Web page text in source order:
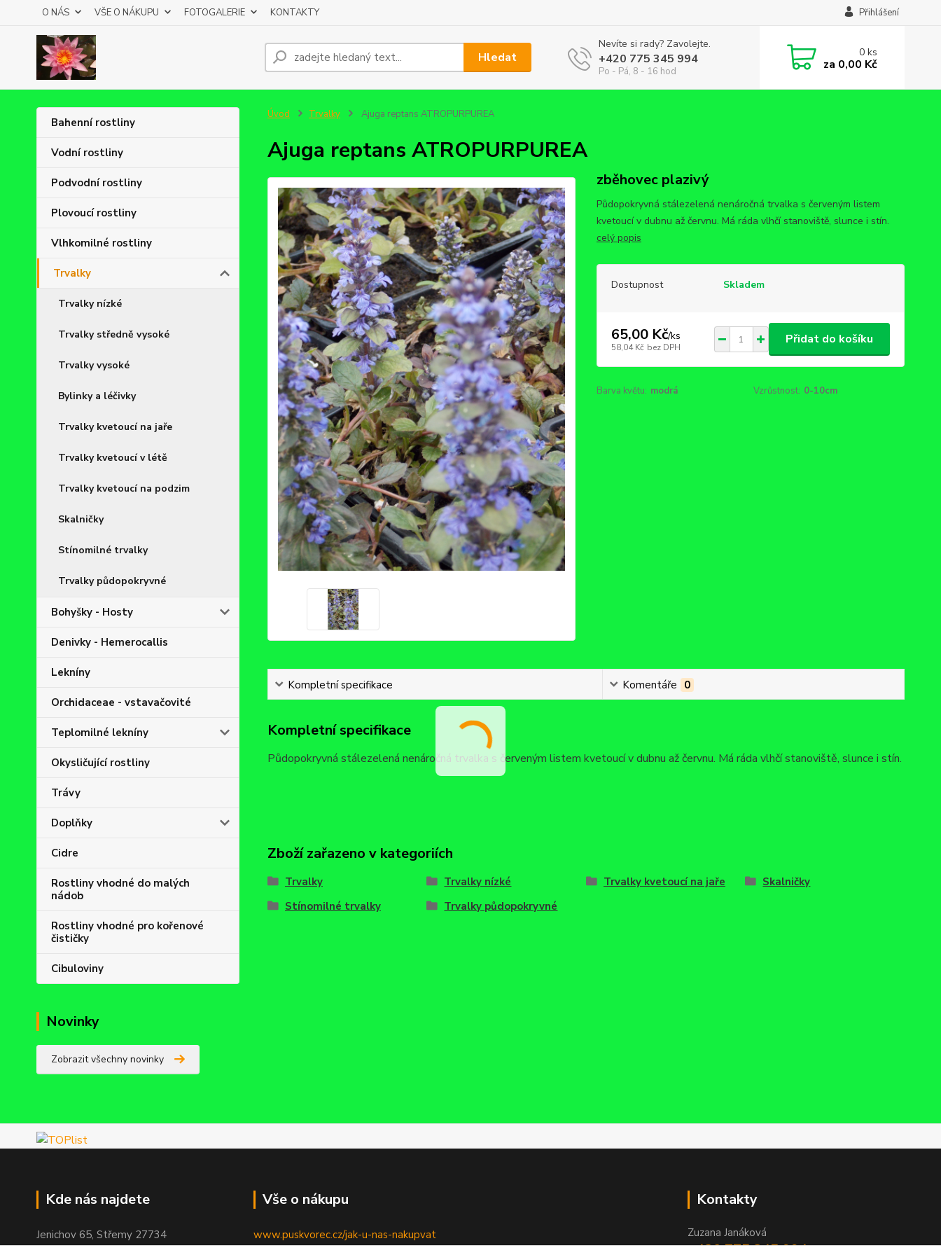
O NÁS VŠE O NÁKUPU FOTOGALERIE KONTAKTY Přihlášení
Hledat
Nevíte si rady? Zavolejte.
+420 775 345 994
Po - Pá, 8 - 16 hod
0ks
za 0,00 Kč
Bahenní rostliny
Vodní rostliny
Podvodní rostliny
Plovoucí rostliny
Vlhkomilné rostliny
Trvalky
Trvalky nízké
Trvalky středně vysoké
Trvalky vysoké
Bylinky a léčivky
Trvalky kvetoucí na jaře
Trvalky kvetoucí v létě
Trvalky kvetoucí na podzim
Skalničky
Stínomilné trvalky
Trvalky půdopokryvné
Bohyšky - Hosty
Denivky - Hemerocallis
Lekníny
Orchidaceae - vstavačovité
Teplomilné lekníny
Okysličující rostliny
Trávy
Doplňky
Cidre
Rostliny vhodné do malých
nádob
Rostliny vhodné pro kořenové
čističky
Cibuloviny
Novinky
Zobrazit všechny novinky
Úvod Trvalky Ajuga reptans ATROPURPUREA
Ajuga reptans ATROPURPUREA
zběhovec plazivý
Půdopokryvná stálezelená nenáročná trvalka s červeným listem
kvetoucí v dubnu až červnu. Má ráda vlhčí stanoviště, slunce i stín.
celý popis
Dostupnost Skladem
65,00 Kč/ks
58,04 Kč bez DPH
Přidat do košíku
Barva květu: modrá Vzrůstnost: 0-10cm
Kompletní specifikace Komentáře 0
Kompletní specifikace
Půdopokryvná stálezelená nenáročná trvalka s červeným listem kvetoucí v dubnu až červnu. Má ráda vlhčí stanoviště, slunce i stín.
Zboží zařazeno v kategoriích
Trvalky Trvalky nízké Trvalky kvetoucí na jaře
Skalničky
Stínomilné trvalky
Trvalky půdopokryvné
Kde nás najdete
Jenichov 65, Střemy 27734
Vše o nákupu
www.puskvorec.cz/jak-u-nas-nakupvat
Kontakty
Zuzana Janáková
+420 775 345 994